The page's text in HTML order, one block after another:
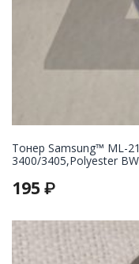
Тонер Samsung™ ML-
3400/3405,Polyester
195 ₽